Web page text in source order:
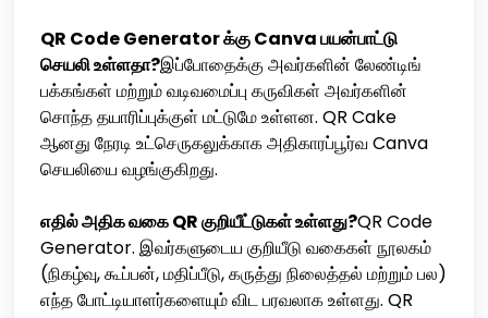
QR Code Generator க்கு Canva பயன்பாட்டு
செயலி உள்ளதா?இப்போதைக்கு அவர்களின் லேண்டிங்
பக்கங்கள் மற்றும் வடிவமைப்பு கருவிகள் அவர்களின்
சொந்த தயாரிப்புக்குள் மட்டுமே உள்ளன. QR Cake
ஆனது நேரடி உட்செருகலுக்காக அதிகாரப்பூர்வ Canva
செயலியை வழங்குகிறது.
எதில் அதிக வகை QR குறியீட்டுகள் உள்ளது?QR Code
Generator. இவர்களுடைய குறியீடு வகைகள் நூலகம்
(நிகழ்வு, கூப்பன், மதிப்பீடு, கருத்து நிலைத்தல் மற்றும் பல)
எந்த போட்டியாளர்களையும் விட பரவலாக உள்ளது. QR